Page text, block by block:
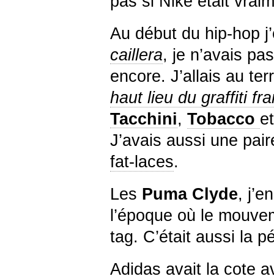
Au début du hip-hop
caillera, je n’avais
encore. J’allais au
haut lieu du graffiti
Tacchini, Tobacco
J’avais aussi une
fat-laces.
Les Puma Clyde,
l’époque où le
tag. C’était aussi la
Adidas avait la cote